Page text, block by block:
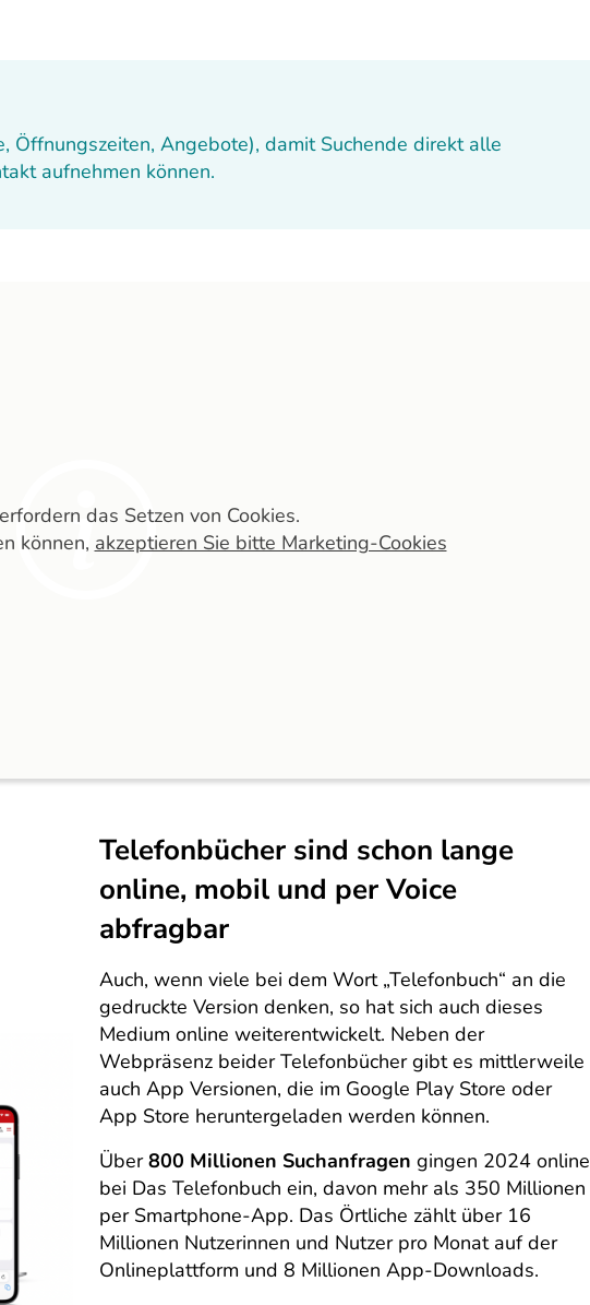
Öffnungszeiten, Angebote), damit Suchende direkt alle
aufnehmen können.
das Setzen von Cookies.
können, akzeptieren Sie bitte Marketing-Cookies
Telefonbücher sind schon lange
online, mobil und per Voice
abfragbar
Auch, wenn viele bei dem Wort „Telefonbuch“ an die
gedruckte Version denken, so hat sich auch dieses
Medium online weiterentwickelt. Neben der
Webpräsenz beider Telefonbücher gibt es mittlerweile
auch App Versionen, die im Google Play Store oder
App Store heruntergeladen werden können.
Über800 Millionen Suchanfragen gingen 2024 online
bei Das Telefonbuch ein, davon mehr als 350 Millionen
per Smartphone-App. Das Örtliche zählt über 16
Millionen Nutzerinnen und Nutzer pro Monat auf der
Onlineplattform und 8 Millionen App-Downloads.